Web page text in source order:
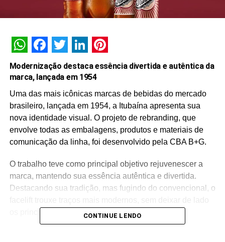
WhatsApp
Facebook
Twitter
LinkedIn
Pinterest
Modernização destaca essência divertida e autêntica da
marca, lançada em 1954
Uma das mais icônicas marcas de bebidas do mercado
brasileiro, lançada em 1954, a Itubaína apresenta sua
nova identidade visual. O projeto de rebranding, que
envolve todas as embalagens, produtos e materiais de
comunicação da linha, foi desenvolvido pela CBA B+G.
O trabalho teve como principal objetivo rejuvenescer a
marca, mantendo sua essência autêntica e divertida.
Destacando sua tradição, mas fugindo do convencional, o
os principais códigos de reconhecimento.
CONTINUE LENDO